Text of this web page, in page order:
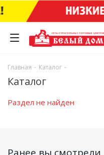
Главная - Каталог -
Каталог
Раздел не найден